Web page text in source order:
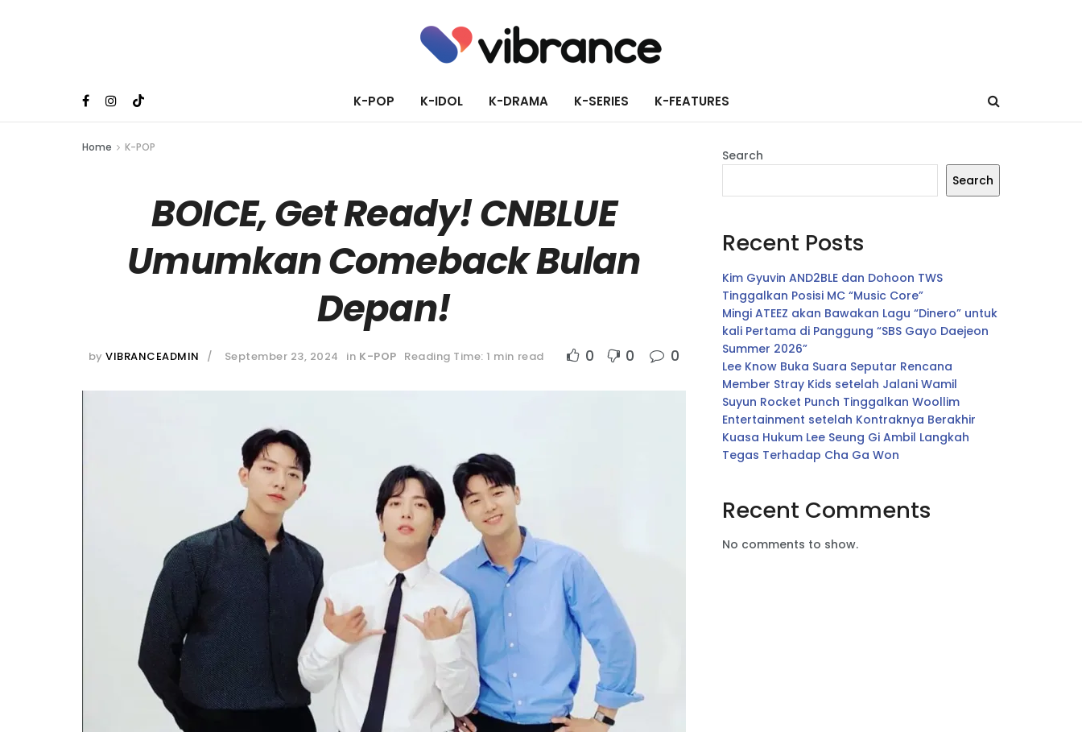
K-POP K-IDOL K-DRAMA K-SERIES K-FEATURES
Home K-POP
BOICE, Get Ready! CNBLUE
Umumkan Comeback Bulan
Depan!
by VIBRANCEADMIN September 23, 2024 in K-POP Reading Time: 1 min read 0 0 0
Search
Search
Recent Posts
Kim Gyuvin AND2BLE dan Dohoon TWS
Tinggalkan Posisi MC “Music Core”
Mingi ATEEZ akan Bawakan Lagu “Dinero” untuk
kali Pertama di Panggung “SBS Gayo Daejeon
Summer 2026”
Lee Know Buka Suara Seputar Rencana
Member Stray Kids setelah Jalani Wamil
Suyun Rocket Punch Tinggalkan Woollim
Entertainment setelah Kontraknya Berakhir
Kuasa Hukum Lee Seung Gi Ambil Langkah
Tegas Terhadap Cha Ga Won
Recent Comments
No comments to show.